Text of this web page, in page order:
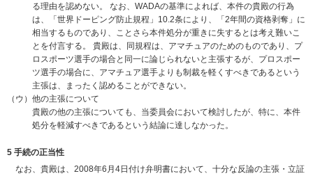
る理由を認めない。 なお、WADAの基準によれば、本件の貴殿の行為
は、「世界ドーピング防止規程」10.2条により、「2年間の資格剥奪」に
相当するものであり、ことさら本件処分が重きに失するとは考え難いこ
とを付言する。 貴殿は、同規程は、アマチュアのためのものであり、プ
ロスポーツ選手の場合と同一に論じられないと主張するが、プロスポー
ツ選手の場合に、アマチュア選手よりも制裁を軽くすべきであるという
主張は、まったく認めることができない。
（ウ）他の主張について
貴殿の他の主張についても、当委員会において検討したが、特に、本件
処分を軽減すべきであるという結論に達しなかった。
5 手続の正当性
なお、貴殿は、2008年6月4日付け弁明書において、十分な反論の主張・立証